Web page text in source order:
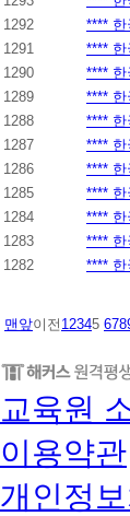
1292
**** 한
1291
**** 한
1290
**** 한
1289
**** 한
1288
**** 한
1287
**** 한
1286
**** 한
1285
**** 한
1284
**** 한
1283
**** 한
1282
**** 한
맨앞이전 12345 678
교육원
이용약관
개인정